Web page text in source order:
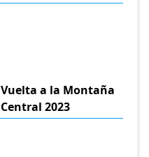
Vuelta a la Montaña
Central 2023